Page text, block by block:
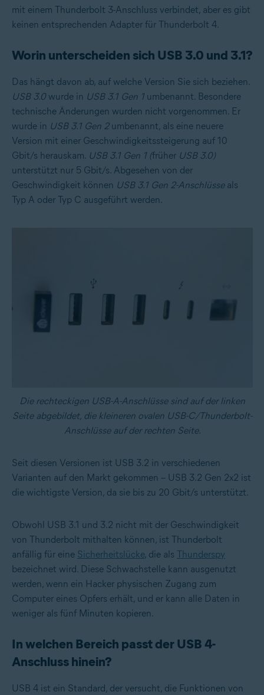
mit einem Thunderbolt 3-Anschluss verbindet, aber es gibt
keinen entsprechenden Adapter für Thunderbolt 4.
Worin unterscheiden sich USB 3.0 und 3.1?
Das hängt davon ab, auf welche Version Sie sich beziehen.
USB 3.0 wurde in USB 3.1 Gen 1 umbenannt. Besondere
technische Änderungen wurden nicht vorgenommen. Er
wurde in USB 3.1 Gen 2 umbenannt, als eine neuere
Version mit einer Geschwindigkeitssteigerung auf 10
Gbit/s herauskam. USB 3.1 Gen 1 (früher USB 3.0)
unterstützt nur 5 Gbit/s. Abgesehen von der
Geschwindigkeit können USB 3.1 Gen 2-Anschlüsseals
Typ A oder Typ C ausgeführt werden.
Die rechteckigen USB-A-Anschlüsse sind auf der linken
Seite abgebildet, die kleineren ovalen USB-C/Thunderbolt-
Anschlüsse auf der rechten Seite.
Seit diesen Versionen ist USB 3.2 in verschiedenen
Varianten auf den Markt gekommen – USB 3.2 Gen 2x2 ist
die wichtigste Version, da sie bis zu 20 Gbit/s unterstützt.
Obwohl USB 3.1 und 3.2 nicht mit der Geschwindigkeit
von Thunderbolt mithalten können, ist Thunderbolt
anfällig für eine Sicherheitslücke, die als Thunderspy
bezeichnet wird. Diese Schwachstelle kann ausgenutzt
werden, wenn ein Hacker physischen Zugang zum
Computer eines Opfers erhält, und er kann alle Daten in
weniger als fünf Minuten kopieren.
In welchen Bereich passt der USB 4-
Anschluss hinein?
USB 4 ist ein Standard, der versucht, die Funktionen von